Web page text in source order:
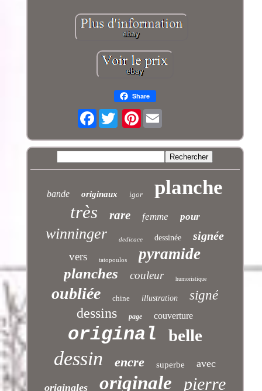
Share
Facebook Pinterest
bande originaux igor planche
très rare femme pour
winninger dedicace dessinée signée
vers tatopoulos pyramide
planches couleur humoristique
oubliée chine illustration signé
dessins page couverture
original belle
dessin encre superbe avec
originales originale pierre